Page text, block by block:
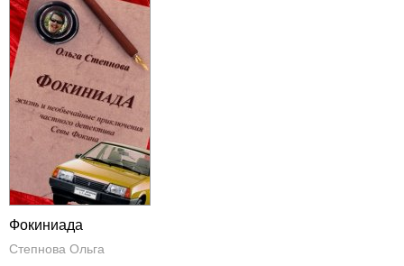
Фокиниада
Степнова Ольга